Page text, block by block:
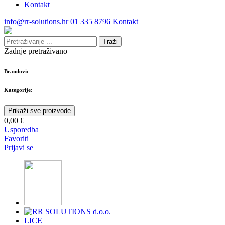
Kontakt
info@rr-solutions.hr 01 335 8796 Kontakt
Traži
Zadnje pretraživano
Brandovi:
Kategorije:
Prikaži sve proizvode
0,00 €
Usporedba
Favoriti
Prijavi se
LICE